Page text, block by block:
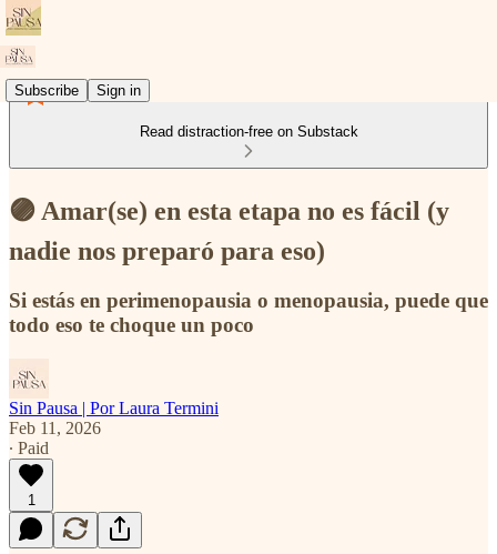
Subscribe Sign in
Read distraction-free on Substack
🟣 Amar(se) en esta etapa no es fácil (y
nadie nos preparó para eso)
Si estás en perimenopausia o menopausia, puede que
todo eso te choque un poco
Sin Pausa | Por Laura Termini
Feb 11, 2026
∙ Paid
1